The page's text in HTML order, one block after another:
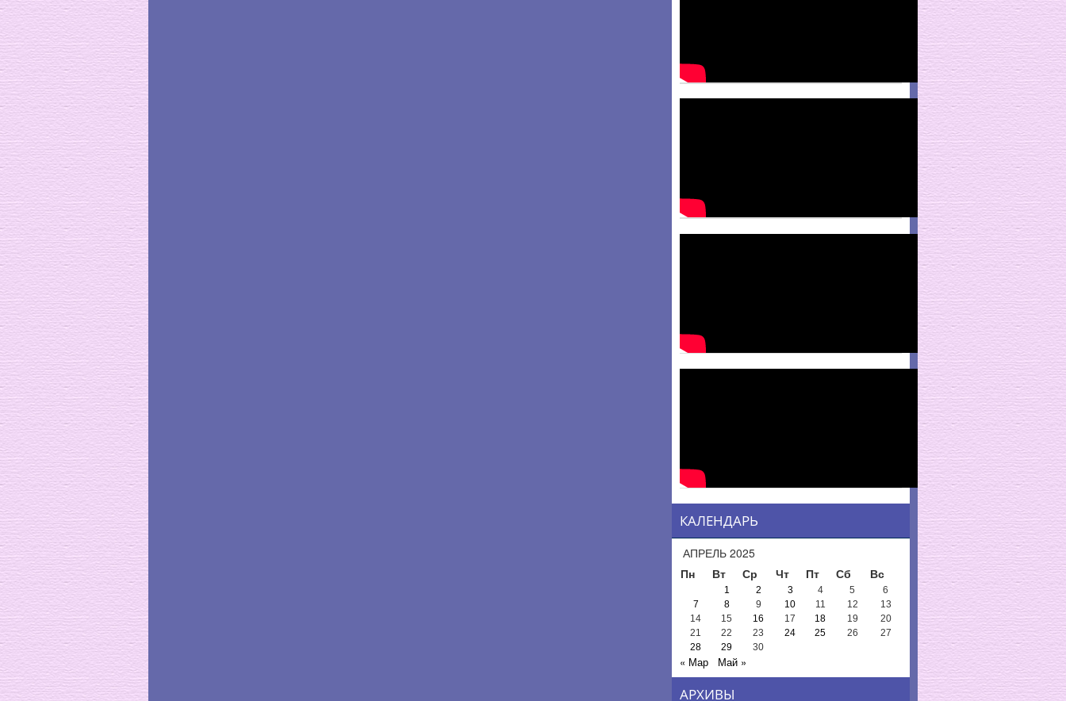
КАЛЕНДАРЬ
АПРЕЛЬ 2025
Пн
Вт Ср Чт Пт Сб Вс
1 2 3 4 5
6
7
8 9 10 11 12
13
14
15 16 17 18 19
20
21
22 23 24 25 26
27
28
29 30
« Мар Май »
АРХИВЫ